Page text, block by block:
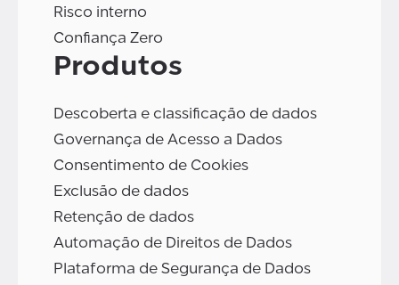
Risco interno
Confiança Zero
Produtos
Descoberta e classificação de dados
Governança de Acesso a Dados
Consentimento de Cookies
Exclusão de dados
Retenção de dados
Automação de Direitos de Dados
Plataforma de Segurança de Dados